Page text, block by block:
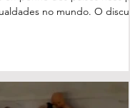
no mundo. O
pobres tem aumentado.
mas a solidariedade
A distância que separa a